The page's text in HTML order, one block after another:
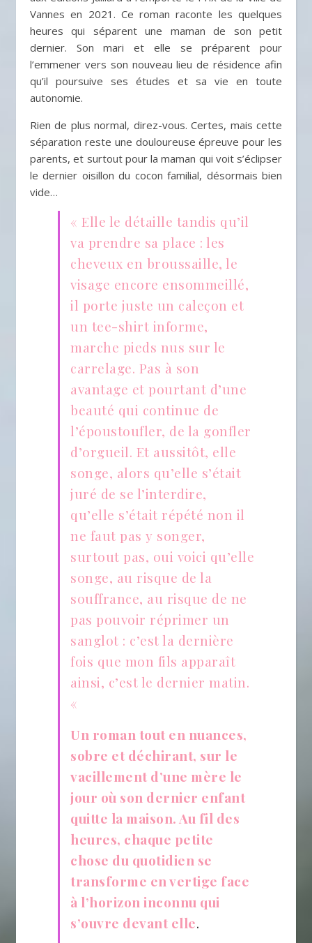
Vannes en 2021. Ce roman raconte les quelques
heures qui séparent une maman de son petit
dernier. Son mari et elle se préparent pour
l’emmener vers son nouveau lieu de résidence afin
qu’il poursuive ses études et sa vie en toute
autonomie.
Rien de plus normal, direz-vous. Certes, mais cette
séparation reste une douloureuse épreuve pour les
parents, et surtout pour la maman qui voit s’éclipser
le dernier oisillon du cocon familial, désormais bien
vide…
« Elle le détaille tandis qu’il
va prendre sa place : les
cheveux en broussaille, le
visage encore ensommeillé,
il porte juste un caleçon et
un tee-shirt informe,
marche pieds nus sur le
carrelage. Pas à son
avantage et pourtant d’une
beauté qui continue de
l’époustoufler, de la gonfler
d’orgueil. Et aussitôt, elle
songe, alors qu’elle s’était
juré de se l’interdire,
qu’elle s’était répété non il
ne faut pas y songer,
surtout pas, oui voici qu’elle
songe, au risque de la
souffrance, au risque de ne
pas pouvoir réprimer un
sanglot : c’est la dernière
fois que mon fils apparaît
ainsi, c’est le dernier matin.
«
Un roman tout en nuances,
sobre et déchirant, sur le
vacillement d’une mère le
jour où son dernier enfant
quitte la maison. Au fil des
heures, chaque petite
chose du quotidien se
transforme en vertige face
à l’horizon inconnu qui
s’ouvre devant elle.